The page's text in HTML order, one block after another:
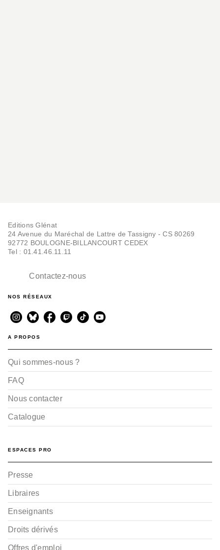
Editions Glénat
24 Avenue du Maréchal de Lattre de Tassigny - CS 80269
92772 BOULOGNE-BILLANCOURT CEDEX
Tel : 01.41.46.11.11
Contactez-nous
NOS RÉSEAUX
A PROPOS
Qui sommes-nous ?
FAQ
Nous contacter
Catalogue
ESPACES PRO
Presse
Libraires
Enseignants
Droits dérivés
Offres d'emploi